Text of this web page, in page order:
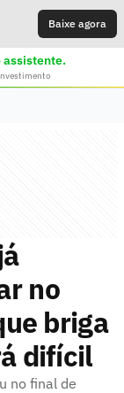
Baixe agora
assistente.
no
briga
difícil
no final de